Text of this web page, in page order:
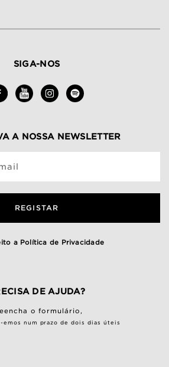
SIGA-NOS
A NOSSA NEWSLETTER
REGISTAR
a Política de Privacidade
DE AJUDA?
oformulário ,
emos num prazo de dois dias úteis